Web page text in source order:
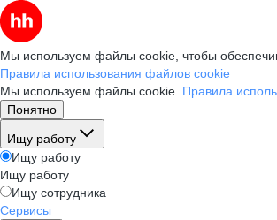
Мы используем файлы cookie, чтобы
Правила использования файлов cookie
Мы используем файлы cookie. Правила
Понятно
Ищу работу
Ищу работу
Ищу работу
Ищу сотрудника
Сервисы